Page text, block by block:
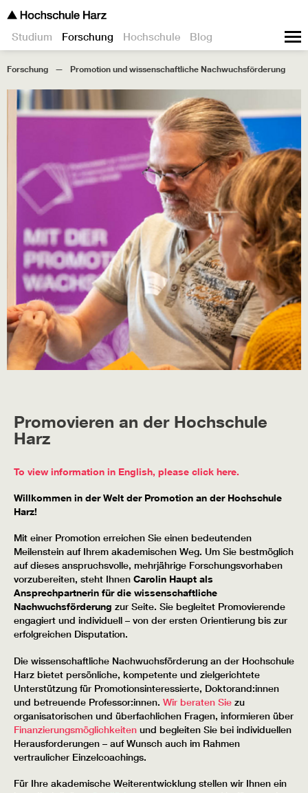
Studium Forschung Hochschule Blog
Forschung Promotion und wissenschaftliche Nachwuchsförderung
Promovieren an der Hochschule
Harz
To view information in English, please click here.
Willkommen in der Welt der Promotion an der Hochschule
Harz!
Mit einer Promotion erreichen Sie einen bedeutenden
Meilenstein auf Ihrem akademischen Weg. Um Sie bestmöglich
auf dieses anspruchsvolle, mehrjährige Forschungsvorhaben
vorzubereiten, steht Ihnen Carolin Haupt als
Ansprechpartnerin für die wissenschaftliche
Nachwuchsförderung zur Seite. Sie begleitet Promovierende
engagiert und individuell – von der ersten Orientierung bis zur
erfolgreichen Disputation.
Die wissenschaftliche Nachwuchsförderung an der Hochschule
Harz bietet persönliche, kompetente und zielgerichtete
Unterstützung für Promotionsinteressierte, Doktorand:innen
und betreuende Professor:innen. Wir beraten Sie zu
organisatorischen und überfachlichen Fragen, informieren über
Finanzierungsmöglichkeiten und begleiten Sie bei individuellen
Herausforderungen – auf Wunsch auch im Rahmen
vertraulicher Einzelcoachings.
Für Ihre akademische Weiterentwicklung stellen wir Ihnen ein